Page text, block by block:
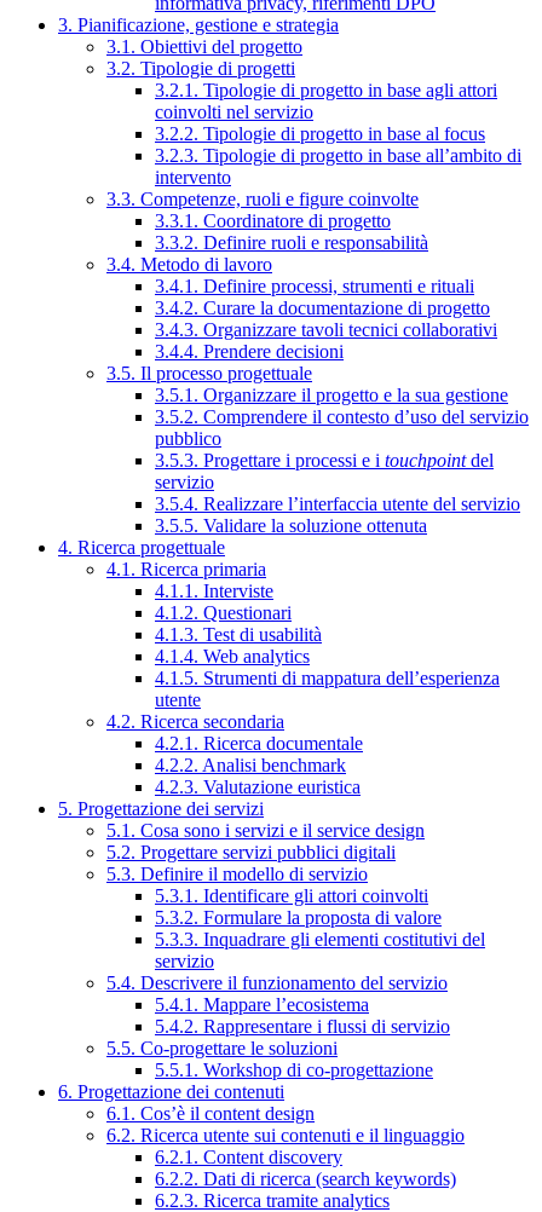
3. Pianificazione, gestione e strategia
3.1. Obiettivi del progetto
3.2. Tipologie di progetti
3.2.1. Tipologie di progetto in base agli attori
coinvolti nel servizio
3.2.2. Tipologie di progetto in base al focus
3.2.3. Tipologie di progetto in base all’ambito di
intervento
3.3. Competenze, ruoli e figure coinvolte
3.3.1. Coordinatore di progetto
3.3.2. Definire ruoli e responsabilità
3.4. Metodo di lavoro
3.4.1. Definire processi, strumenti e rituali
3.4.2. Curare la documentazione di progetto
3.4.3. Organizzare tavoli tecnici collaborativi
3.4.4. Prendere decisioni
3.5. Il processo progettuale
3.5.1. Organizzare il progetto e la sua gestione
3.5.2. Comprendere il contesto d’uso del servizio
pubblico
3.5.3. Progettare i processi e i touchpointdel
servizio
3.5.4. Realizzare l’interfaccia utente del servizio
3.5.5. Validare la soluzione ottenuta
4. Ricerca progettuale
4.1. Ricerca primaria
4.1.1. Interviste
4.1.2. Questionari
4.1.3. Test di usabilità
4.1.4. Web analytics
4.1.5. Strumenti di mappatura dell’esperienza
utente
4.2. Ricerca secondaria
4.2.1. Ricerca documentale
4.2.2. Analisi benchmark
4.2.3. Valutazione euristica
5. Progettazione dei servizi
5.1. Cosa sono i servizi e il service design
5.2. Progettare servizi pubblici digitali
5.3. Definire il modello di servizio
5.3.1. Identificare gli attori coinvolti
5.3.2. Formulare la proposta di valore
5.3.3. Inquadrare gli elementi costitutivi del
servizio
5.4. Descrivere il funzionamento del servizio
5.4.1. Mappare l’ecosistema
5.4.2. Rappresentare i flussi di servizio
5.5. Co-progettare le soluzioni
5.5.1. Workshop di co-progettazione
6. Progettazione dei contenuti
6.1. Cos’è il content design
6.2. Ricerca utente sui contenuti e il linguaggio
6.2.1. Content discovery
6.2.2. Dati di ricerca (search keywords)
6.2.3. Ricerca tramite analytics